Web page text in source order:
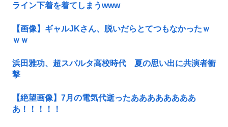
ライン下着を着てしまうwww
【画像】ギャルJKさん、脱いだらとてつもなかったｗ
ｗｗ
浜田雅功、超スパルタ高校時代 夏の思い出に共演者衝
撃
【絶望画像】7月の電気代逝ったああああああああ
あ！！！！！